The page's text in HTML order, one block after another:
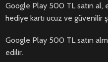
Google Play 500 TL satın
hediye kartı ucuz ve güvenilir
Google Play 500 TL satın
edilir.